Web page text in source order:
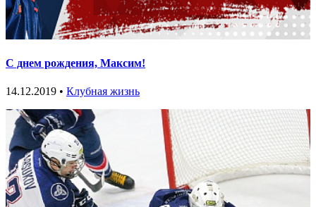
С днем рождения, Максим!
14.12.2019 • Клубная жизнь